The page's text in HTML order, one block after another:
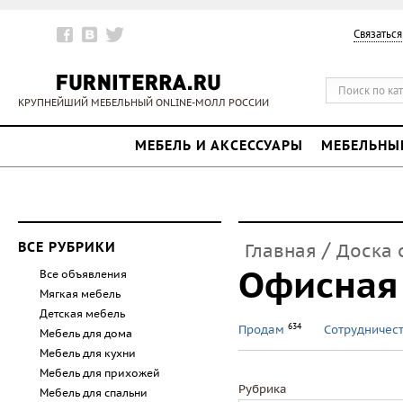
КРУПНЕЙШИЙ МЕБЕЛЬНЫЙ ONLINE-МОЛЛ РОССИИ
МЕБЕЛЬ И АКСЕССУАРЫ
Главная / Доска
Продам 634
Рубрика
ВСЕ РУБРИКИ
Все объявления
Мягкая мебель
Детская мебель
Мебель для дома
Мебель для кухни
Мебель для прихожей
Мебель для спальни